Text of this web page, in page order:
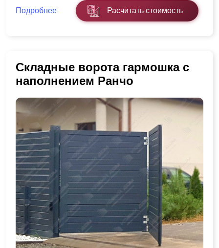
Подробнее Расчитать стоимость
Складные ворота гармошка с
наполнением Ранчо